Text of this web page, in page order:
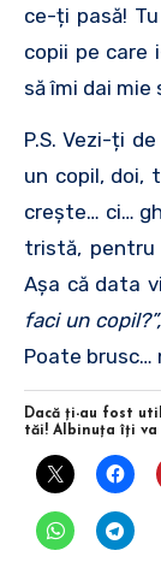
ce-ți pasă!
copii pe care
să îmi dai
P.S. Vezi-ți
un copil, doi,
crește… ci…
tristă, pentru
Așa că data
faci un copil?”,
Poate brusc…
Dacă ţi-au fost
tăi! Albinuţa îţi va